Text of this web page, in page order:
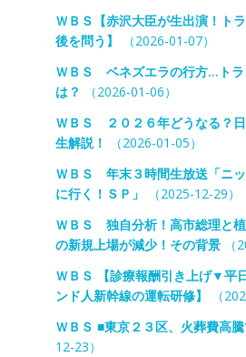
ＷＢＳ【赤沢大臣が生出演！ト
後を問う】
（2026-01-07）
ＷＢＳ ベネズエラの行方…トラ
は？
（2026-01-06）
ＷＢＳ ２０２６年どうなる？
生解説！
（2026-01-05）
ＷＢＳ 年末３時間生放送「ニ
に行く！ＳＰ」
（2025-12-29）
ＷＢＳ 独自分析！高市総理と
の新規上場が減少！その背景（
ＷＢＳ 【診療報酬引き上げ▼平
ンド人新幹線の運転研修】
（
ＷＢＳ ■東京２３区、火葬費高
12-23）